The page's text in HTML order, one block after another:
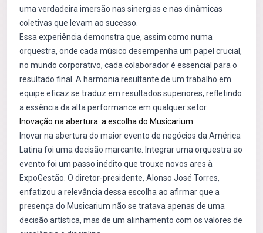
uma verdadeira imersão nas sinergias e nas dinâmicas
coletivas que levam ao sucesso.
Essa experiência demonstra que, assim como numa
orquestra, onde cada músico desempenha um papel crucial,
no mundo corporativo, cada colaborador é essencial para o
resultado final. A harmonia resultante de um trabalho em
equipe eficaz se traduz em resultados superiores, refletindo
a essência da alta performance em qualquer setor.
Inovação na abertura: a escolha do Musicarium
Inovar na abertura do maior evento de negócios da América
Latina foi uma decisão marcante. Integrar uma orquestra ao
evento foi um passo inédito que trouxe novos ares à
ExpoGestão. O diretor-presidente, Alonso José Torres,
enfatizou a relevância dessa escolha ao afirmar que a
presença do Musicarium não se tratava apenas de uma
decisão artística, mas de um alinhamento com os valores de